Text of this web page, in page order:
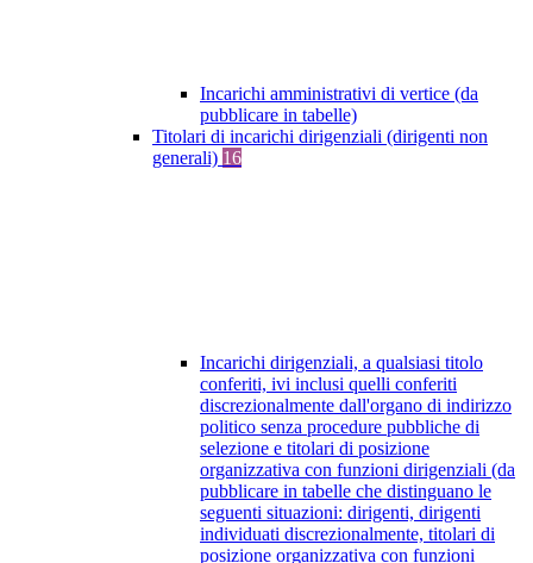
Incarichi amministrativi di vertice (da
pubblicare in tabelle)
Titolari di incarichi dirigenziali (dirigenti non
generali) 16
Incarichi dirigenziali, a qualsiasi titolo
conferiti, ivi inclusi quelli conferiti
discrezionalmente dall'organo di indirizzo
politico senza procedure pubbliche di
selezione e titolari di posizione
organizzativa con funzioni dirigenziali (da
pubblicare in tabelle che distinguano le
seguenti situazioni: dirigenti, dirigenti
individuati discrezionalmente, titolari di
posizione organizzativa con funzioni